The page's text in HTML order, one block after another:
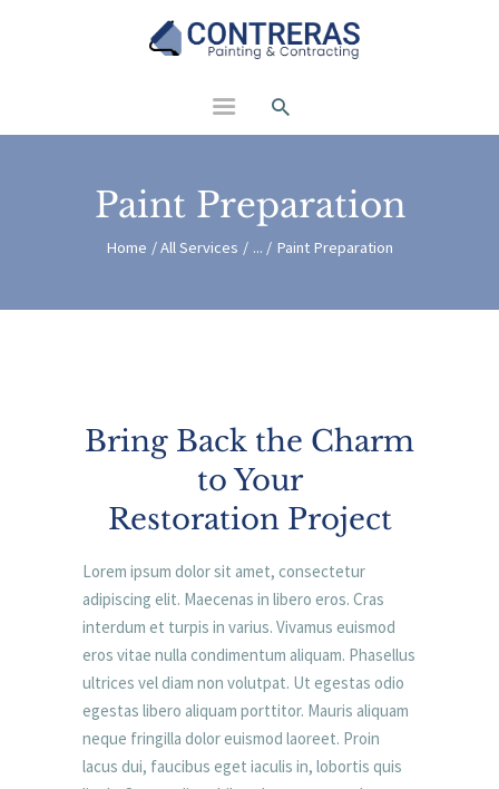
Paint Preparation
Home All Services ... Paint Preparation
Contracting
Bring Back the Charm
to Your
Restoration Project
Lorem ipsum dolor sit amet, consectetur
adipiscing elit. Maecenas in libero eros. Cras
interdum et turpis in varius. Vivamus euismod
eros vitae nulla condimentum aliquam. Phasellus
ultrices vel diam non volutpat. Ut egestas odio
egestas libero aliquam porttitor. Mauris aliquam
neque fringilla dolor euismod laoreet. Proin
lacus dui, faucibus eget iaculis in, lobortis quis